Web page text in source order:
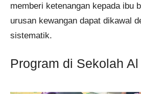
memberi ketenangan kepada ibu
urusan kewangan dapat dikawal
sistematik.
Program di Sekolah